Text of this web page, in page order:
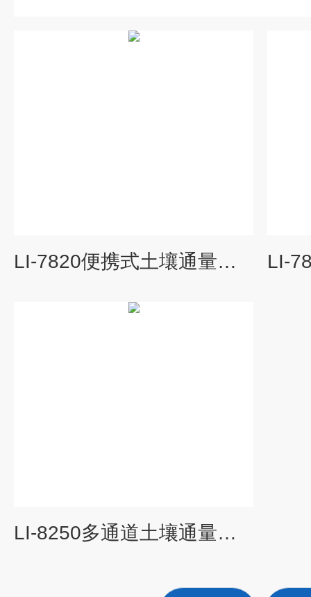
LI-7820便携式土壤通量测量系统（10.5kg）
LI-8250多通道土壤通量自动测量系统（包邮)